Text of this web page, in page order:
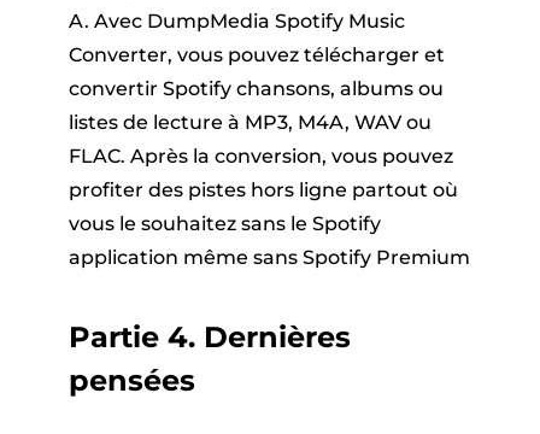
A. Avec DumpMedia Spotify Music
Converter, vous pouvez télécharger et
convertir Spotify chansons, albums ou
listes de lecture à MP3, M4A, WAV ou
FLAC. Après la conversion, vous pouvez
profiter des pistes hors ligne partout où
vous le souhaitez sans le Spotify
application même sans Spotify Premium
Partie 4. Dernières
pensées